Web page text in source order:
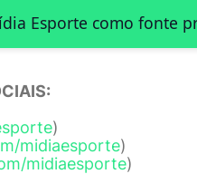
Esporte como fonte
)
midiaesporte)
midiaesporte)